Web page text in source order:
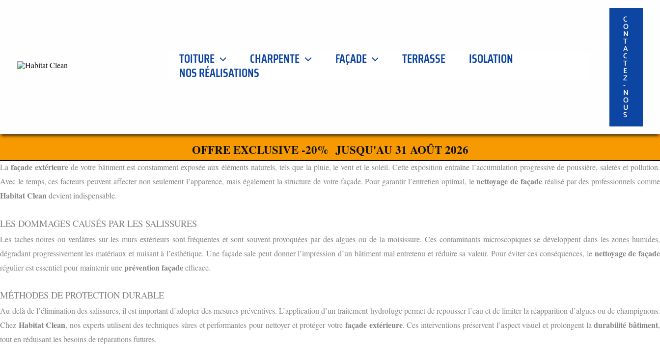
TOITURE CHARPENTE FAÇADE TERRASSE ISOLATION
NOS RÉALISATIONS
C
O
N
T
A
C
T
E
Z
-
N
O
U
S
OFFRE EXCLUSIVE -20% JUSQU'AU 31 AOÛT 2026
ENTREPRISE DE NETTOYAGE DE FAÇADES ET BARDAGES À BESANÇON 25000
POURQUOI LE NETTOYAGE FAÇADE EST ESSENTIEL
La façade extérieurede votre bâtiment est constamment exposée aux éléments naturels, tels que la pluie, le vent et le soleil. Cette exposition entraîne l’accumulation progressive de poussière, saletés et pollution.
Avec le temps, ces facteurs peuvent affecter non seulement l’apparence, mais également la structure de votre façade. Pour garantir l’entretien optimal, lenettoyage de façade réalisé par des professionnels comme
Habitat Cleandevient indispensable.
LES DOMMAGES CAUSÉS PAR LES SALISSURES
Les taches noires ou verdâtres sur les murs extérieurs sont fréquentes et sont souvent provoquées par des algues ou de la moisissure. Ces contaminants microscopiques se développent dans les zones humides,
dégradant progressivement les matériaux et nuisant à l’esthétique. Une façade sale peut donner l’impression d’un bâtiment mal entretenu et réduire sa valeur. Pour éviter ces conséquences, le nettoyage de façade
régulier est essentiel pour maintenir uneprévention façadeefficace.
MÉTHODES DE PROTECTION DURABLE
Au-delà de l’élimination des salissures, il est important d’adopter des mesures préventives. L’application d’un traitement hydrofuge permet de repousser l’eau et de limiter la réapparition d’algues ou de champignons.
Chez Habitat Clean, nos experts utilisent des techniques sûres et performantes pour nettoyer et protéger votre façade extérieure. Ces interventions préservent l’aspect visuel et prolongent ladurabilité bâtiment,
tout en réduisant les besoins de réparations futures.